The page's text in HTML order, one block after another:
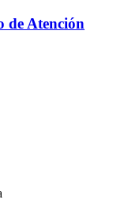
de Atención